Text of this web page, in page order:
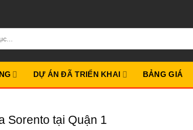
DỰ ÁN ĐÃ TRIỂN KHAI BẢNG GIÁ
Sorento tại Quận 1